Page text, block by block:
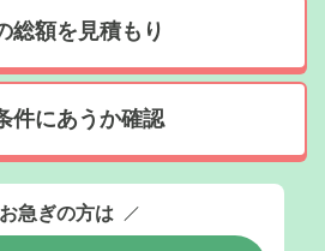
総額を見積もり
件にあうか確認
お急ぎの方は